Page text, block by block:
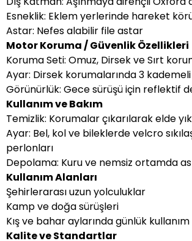
Esneklik: Eklem yerlerinde hareket
Astar: Nefes alabilir file astar
Motor Koruma / Güvenlik Özellikleri
Koruma Seti: Omuz, Dirsek ve Sırt
Ayar: Dirsek korumalarında 3
Görünürlük: Gece sürüşü için reflektif
Kullanım ve Bakım
Temizlik: Korumalar çıkarılarak elde
Ayar: Bel, kol ve bileklerde velcro
perlonları
Depolama: Kuru ve nemsiz ortamda
Kullanım Alanları
Şehirlerarası uzun yolculuklar
Kamp ve doğa sürüşleri
Kış ve bahar aylarında günlük kullanım
Kalite ve Standartlar